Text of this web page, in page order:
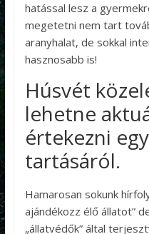
hatással lesz a
megetetni nem tart
aranyhalat, de sokkal
hasznosabb is!
Húsvét
lehetne
értekezni
tartásáról.
Hamarosan sokunk
ajándékozz élő állatot”
„állatvédők” által